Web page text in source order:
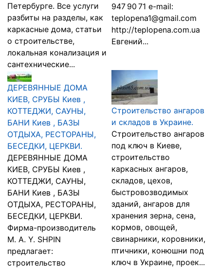
Петербурге. Все услуги
разбиты на разделы, как
каркасные дома, статьи
о строительстве,
локальная конализация и
сантехнические...
947 90 71 e-mail:
teplopena1@gmail.com
http://teplopena.com.ua
Евгений...
ДЕРЕВЯННЫЕ ДОМА
КИЕВ, СРУБЫ Киев ,
КОТТЕДЖИ, САУНЫ,
БАНИ Киев , БАЗЫ
ОТДЫХА, РЕСТОРАНЫ,
БЕСЕДКИ, ЦЕРКВИ.
ДЕРЕВЯННЫЕ ДОМА
КИЕВ, СРУБЫ Киев ,
КОТТЕДЖИ, САУНЫ,
БАНИ Киев , БАЗЫ
ОТДЫХА, РЕСТОРАНЫ,
БЕСЕДКИ, ЦЕРКВИ.
Фирма-производитель
M. A. Y. SHPIN
предлагает:
строительство
Строительство ангаров
и складов в Украине.
Строительство ангаров
под ключ в Киеве,
строительство
каркасных ангаров,
складов, цехов,
быстровозводимых
зданий, ангаров для
хранения зерна, сена,
кормов, овощей,
свинарники, коровники,
птичники, конюшни под
ключ в Украине, проек...